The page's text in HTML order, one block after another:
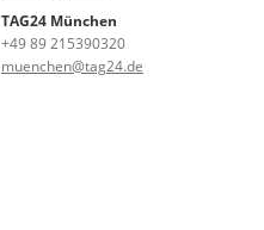
TAG24 München
+49 89 215390320
muenchen@tag24.de